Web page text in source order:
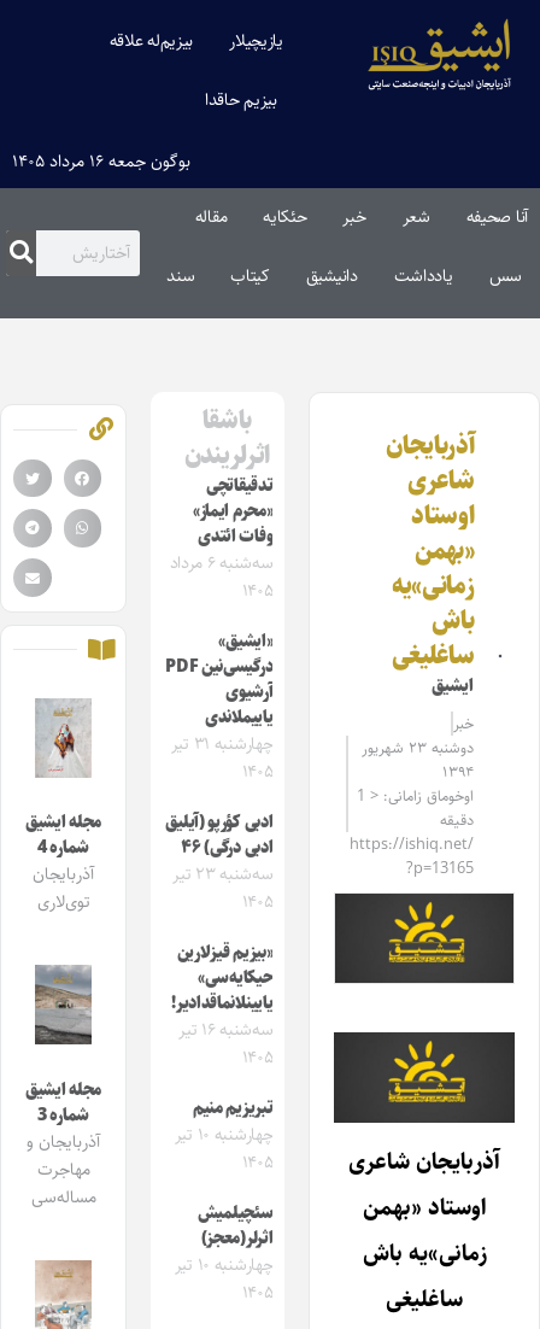
یازیچیلار بیزیم‌له علاقه
بیزیم حاقدا
بوگون جمعه ۱۶ مرداد ۱۴۰۵
آنا صحیفه شعر خبر حئکایه مقاله‌
سس یادداشت دانیشیق کیتاب سند
آذربایجان
شاعری
اوستاد
«بهمن
زمانی»‌یه
باش
ساغلیغی
ایشیق
خبر
دوشنبه ۲۳ شهریور
۱۳۹۴
اوخوماق زامانی: < 1
دقیقه
https://ishiq.net/
?p=13165
آذربایجان شاعری
اوستاد «بهمن
زمانی»‌یه باش
ساغلیغی
باشقا
اثرلریندن
تدقیقاتچی
«محرم ایماز»
وفات ائتدی
سه‌شنبه ۶ مرداد
۱۴۰۵
«ایشیق»
درگیسی‌نین PDF
آرشیوی
یاییملاندی
چهارشنبه ۳۱ تیر
۱۴۰۵
ادبی کؤرپو (آیلیق
ادبی درگی) ۴۶
سه‌شنبه ۲۳ تیر
۱۴۰۵
«بیزیم قیزلارین
حیکایه‌سی»
یایینلانماقدادیر!
سه‌شنبه ۱۶ تیر
۱۴۰۵
تبریزیم منیم
چهارشنبه ۱۰ تیر
۱۴۰۵
سئچیلمیش
اثرلر(معجز)
چهارشنبه ۱۰ تیر
۱۴۰۵
مجله ایشیق
شماره 4
آذربایجان
توی‌لاری
مجله ایشیق
شماره 3
آذربایجان و
مهاجرت
مساله‌سی